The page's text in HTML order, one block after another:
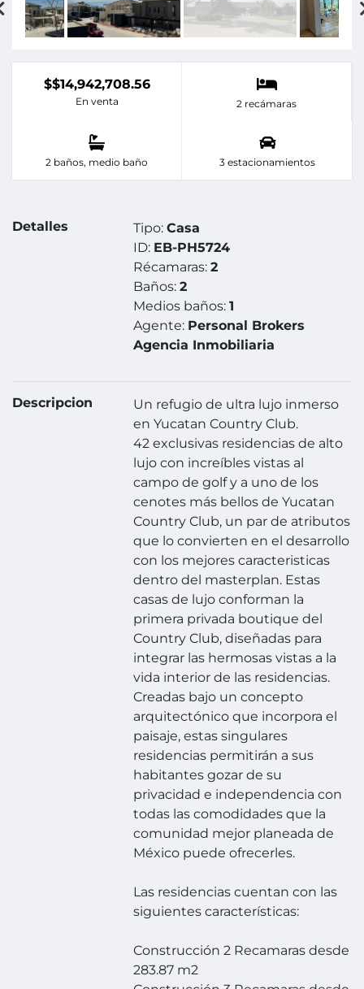
$$14,942,708.56
En venta 2 recámaras
2 baños, medio baño 3 estacionamientos
Detalles Tipo:Casa
ID: EB-PH5724
Récamaras:2
Baños:2
Medios baños:1
Agente: Personal Brokers
Agencia Inmobiliaria
Descripcion
Un refugio de ultra lujo inmerso
en Yucatan Country Club.
42 exclusivas residencias de alto
lujo con increíbles vistas al
campo de golf y a uno de los
cenotes más bellos de Yucatan
Country Club, un par de atributos
que lo convierten en el desarrollo
con los mejores caracteristicas
dentro del masterplan. Estas
casas de lujo conforman la
primera privada boutique del
Country Club, diseñadas para
integrar las hermosas vistas a la
vida interior de las residencias.
Creadas bajo un concepto
arquitectónico que incorpora el
paisaje, estas singulares
residencias permitirán a sus
habitantes gozar de su
privacidad e independencia con
todas las comodidades que la
comunidad mejor planeada de
México puede ofrecerles.
Las residencias cuentan con las
siguientes características:
Construcción 2 Recamaras desde
283.87 m2